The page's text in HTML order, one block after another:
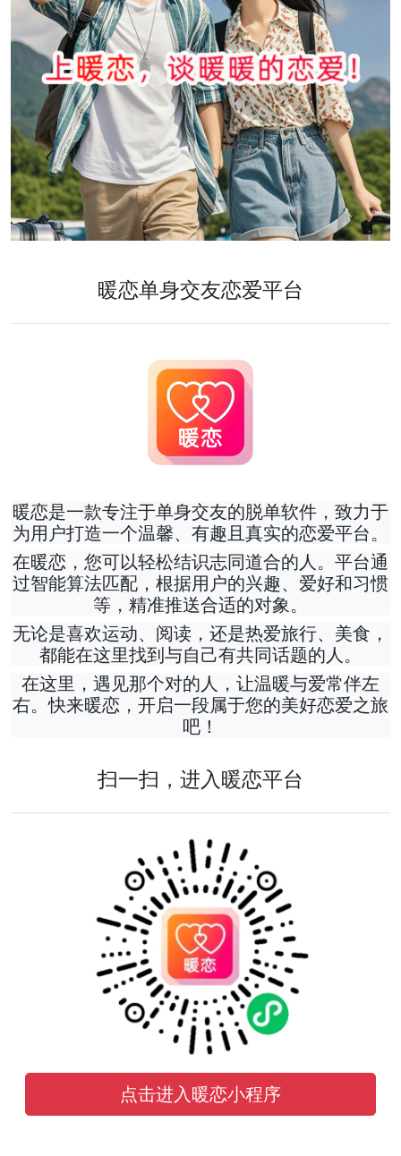
暖恋单身交友恋爱平台
暖恋是一款专注于单身交友的脱单软件，致力于
为用户打造一个温馨、有趣且真实的恋爱平台。
在暖恋，您可以轻松结识志同道合的人。平台通
过智能算法匹配，根据用户的兴趣、爱好和习惯
等，精准推送合适的对象。
无论是喜欢运动、阅读，还是热爱旅行、美食，
都能在这里找到与自己有共同话题的人。
在这里，遇见那个对的人，让温暖与爱常伴左
右。快来暖恋，开启一段属于您的美好恋爱之旅
吧！
扫一扫，进入暖恋平台
点击进入暖恋小程序